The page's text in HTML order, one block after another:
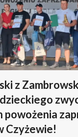
z
powożenia
Czyżewie!